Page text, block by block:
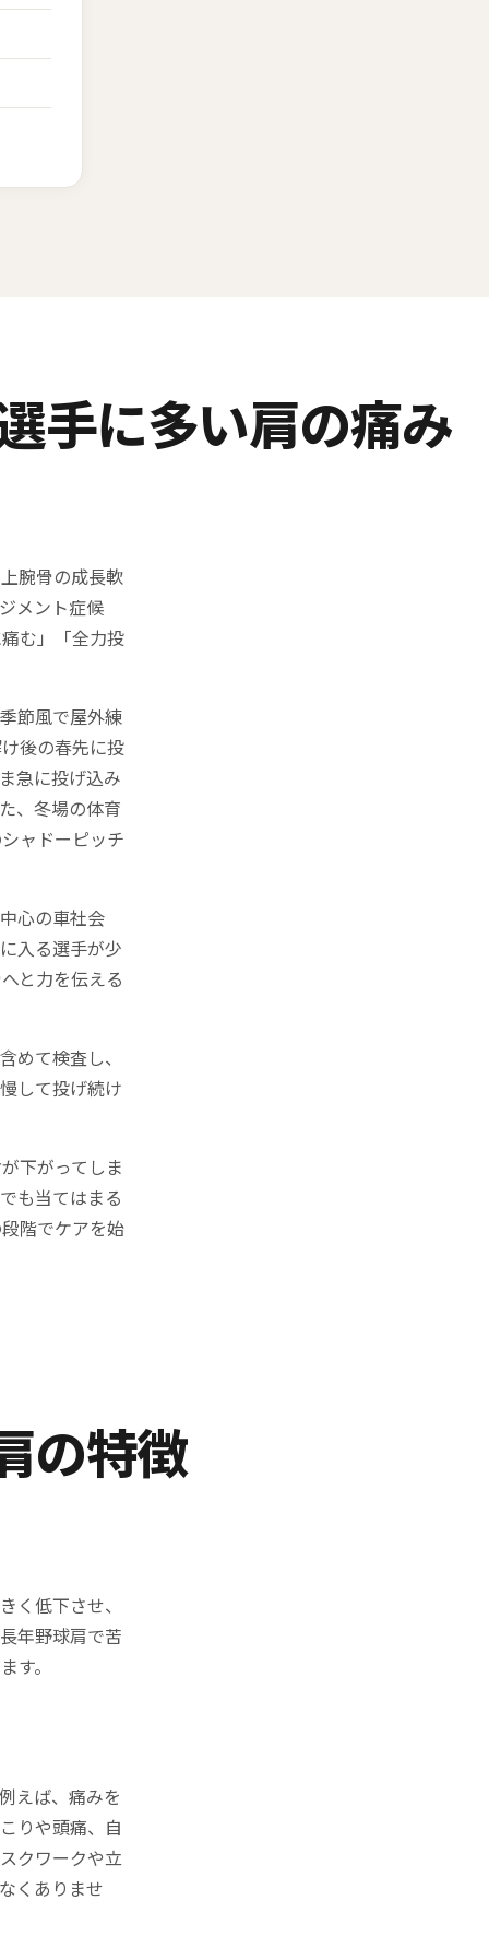
手に多い肩の痛み
腕骨の成長軟
メント症候
む」「全力投
節風で屋外練
後の春先に投
急に投げ込み
、冬場の体育
ャドーピッチ
心の車社会
入る選手が少
と力を伝える
めて検査し、
して投げ続け
下がってしま
も当てはまる
階でケアを始
の特徴
く低下させ、
年野球肩で苦
す。
えば、痛みを
りや頭痛、自
クワークや立
くありませ